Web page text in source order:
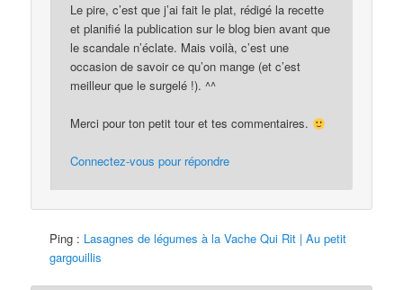
Le pire, c’est que j’ai fait le plat, rédigé la recette
et planifié la publication sur le blog bien avant que
le scandale n’éclate. Mais voilà, c’est une
occasion de savoir ce qu’on mange (et c’est
meilleur que le surgelé !). ^^
Merci pour ton petit tour et tes commentaires.
Connectez-vous pour répondre
Ping : Lasagnes de légumes à la Vache Qui Rit | Au petit
gargouillis